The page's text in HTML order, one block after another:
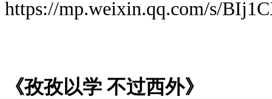
https://mp.weixin.qq.com/s/
《孜孜以学 不过西外》